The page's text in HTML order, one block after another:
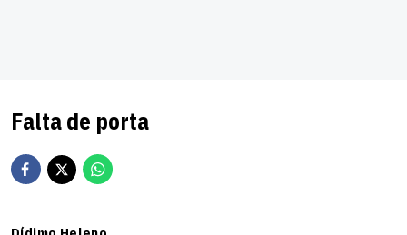
Falta de porta